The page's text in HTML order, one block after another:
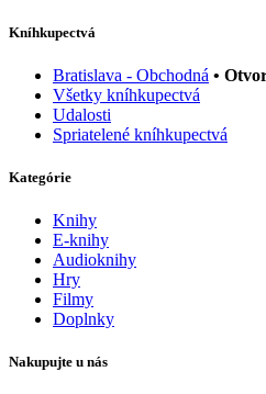
Kníhkupectvá
Bratislava - Obchodná •
Všetky kníhkupectvá
Udalosti
Spriatelené kníhkupectvá
Kategórie
Knihy
E-knihy
Audioknihy
Hry
Filmy
Doplnky
Nakupujte u nás